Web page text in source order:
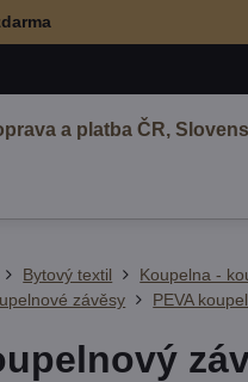
a platba ČR,
Bytový textil
Koupelna -
závěsy
PEVA